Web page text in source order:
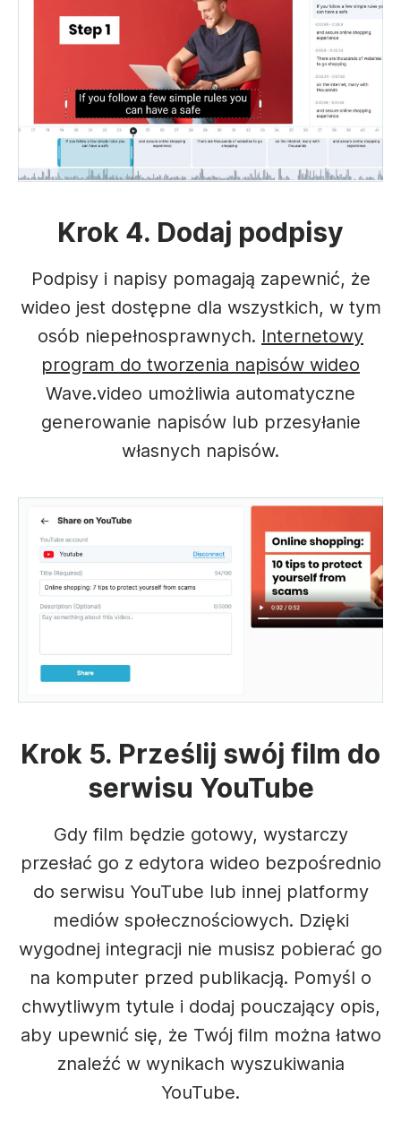
Krok 4. Dodaj podpisy
Podpisy i napisy pomagają zapewnić, że
wideo jest dostępne dla wszystkich, w tym
osób niepełnosprawnych. Internetowy
program do tworzenia napisów wideo
Wave.video umożliwia automatyczne
generowanie napisów lub przesyłanie
własnych napisów.
Krok 5. Prześlij swój film do
serwisu YouTube
Gdy film będzie gotowy, wystarczy
przesłać go z edytora wideo bezpośrednio
do serwisu YouTube lub innej platformy
mediów społecznościowych. Dzięki
wygodnej integracji nie musisz pobierać go
na komputer przed publikacją. Pomyśl o
chwytliwym tytule i dodaj pouczający opis,
aby upewnić się, że Twój film można łatwo
znaleźć w wynikach wyszukiwania
YouTube.